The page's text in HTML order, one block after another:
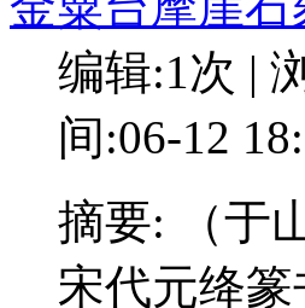
编辑:1次 |
间:06-12
摘要: （于
宋代元绛